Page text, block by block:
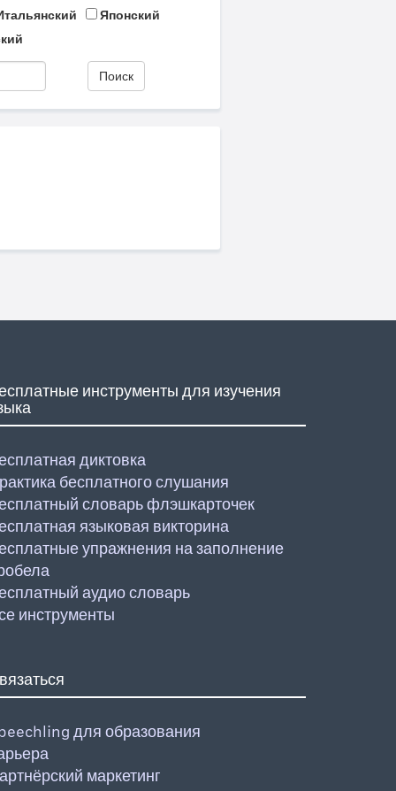
Японский
Поиск
инструменты для изучения
диктовка
бесплатного слушания
словарь флэшкарточек
языковая викторина
упражнения на заполнение
аудио словарь
инструменты
для образования
маркетинг